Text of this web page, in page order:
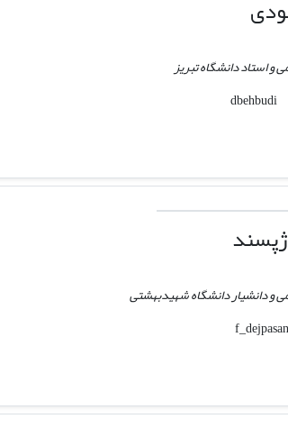
استاد دانشگاه تبریز
و دانشیار دانشگاه شهیدبهشتی